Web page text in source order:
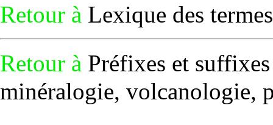
Retour à Lexique des
Retour à Préfixes et
minéralogie, volcanologie,